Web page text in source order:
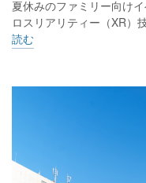
夏休みのファミリー向け
ロスリアリティー（XR）
読む